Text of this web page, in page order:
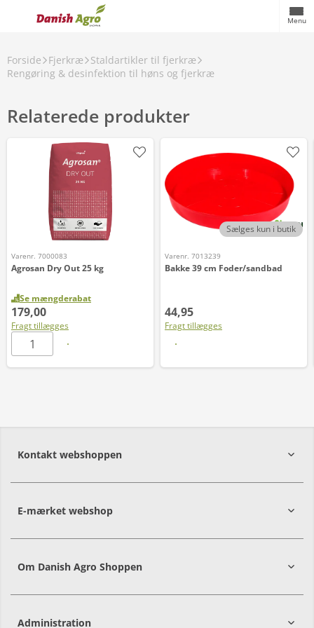
Menu
Forside Fjerkræ
Staldartikler til fjerkræ
Rengøring & desinfektion til høns og fjerkræ
Relaterede produkter
Varenr. 7000083
Agrosan Dry Out 25 kg
Se mængderabat
179,00
Fragt tillægges
Sælges kun i butik
Varenr. 7013239
Bakke 39 cm Foder/sandbad
44,95
Fragt tillægges
Kontakt webshoppen
E-mærket webshop
Om Danish Agro Shoppen
Administration